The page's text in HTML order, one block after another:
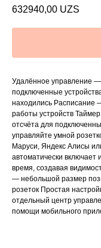
632940,00 UZS
Удалённое управление
подключенные
находились Расписание
работы устройств
отсчёта для
управляйте умной
Маруси, Яндекс Алисы
автоматически включает
время, создавая
— небольшой размер
розеток Простая
отдельный центр
помощи мобильного